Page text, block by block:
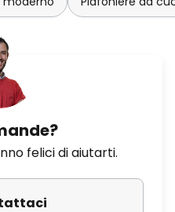
felici di aiutarti.